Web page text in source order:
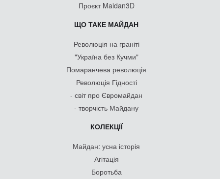
Проєкт Maidan3D
ЩО ТАКЕ МАЙДАН
Революція на граніті
"Україна без Кучми"
Помаранчева революція
Революція Гідності
- світ про Євромайдан
- творчість Майдану
КОЛЕКЦІЇ
Майдан: усна історія
Агітація
Боротьба